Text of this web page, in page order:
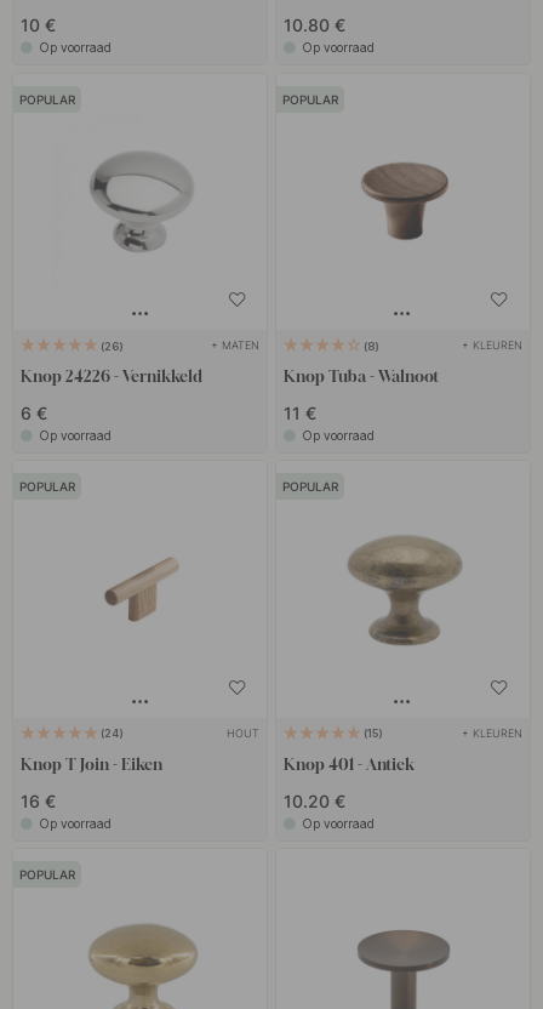
10 €
Op voorraad
10.80 €
Op voorraad
POPULAR
26 + MATEN
Knop 24226 - Vernikkeld
6 €
Op voorraad
POPULAR
8 + KLEUREN
Knop Tuba - Walnoot
11 €
Op voorraad
POPULAR
24 HOUT
Knop T Join - Eiken
16 €
Op voorraad
POPULAR
15 + KLEUREN
Knop 401 - Antiek
10.20 €
Op voorraad
POPULAR